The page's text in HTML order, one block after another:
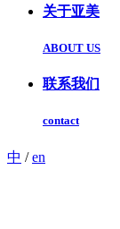
关于亚美
ABOUT US
联系我们
contact
中 /en